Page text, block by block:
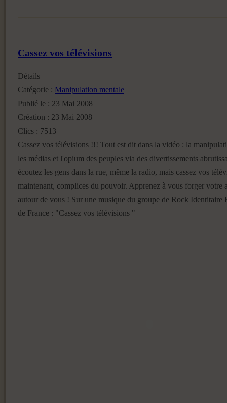
Cassez vos télévisions
Détails
Catégorie : Manipulation mentale
Publié le : 23 Mai 2008
Création : 23 Mai 2008
Clics : 7513
Cassez vos télévisions !!! Tout est dit dans la vidéo : la
les médias et l'opium des peuples via des divertissements
écoutez les gens dans la rue, même la radio, mais cassez vos
maintenant, complices du pouvoir. Apprenez à vous forger votre
autour de vous ! Sur une musique du groupe de Rock Identitaire
de France : "Cassez vos télévisions "